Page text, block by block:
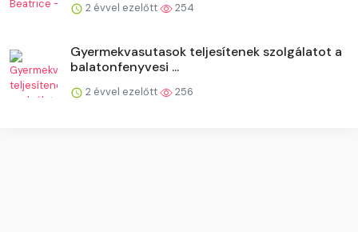
2 évvel ezelőtt 254
Gyermekvasutasok teljesítenek szolgálatot a
balatonfenyvesi ...
2 évvel ezelőtt 256